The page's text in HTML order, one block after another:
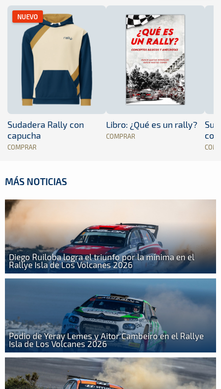
NUEVO
Sudadera Rally con
capucha
COMPRAR
Libro: ¿Qué es un rally?
COMPRAR
MÁS NOTICIAS
Diego Ruiloba logra el triunfo por la mínima en el
Rallye Isla de Los Volcanes 2026
Podio de Yeray Lemes y Aitor Cambeiro en el Rallye
Isla de Los Volcanes 2026